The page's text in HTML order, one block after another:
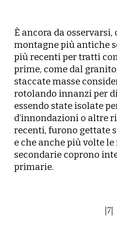
È ancora da osservarsi,
montagne più antiche
più recenti per tratti
prime, come dal
staccate masse
rotolando innanzi per
essendo state isolate
d’innondazioni o altre
recenti, furono gettate
e che anche più volte
secondarie coprono
primarie.
7|